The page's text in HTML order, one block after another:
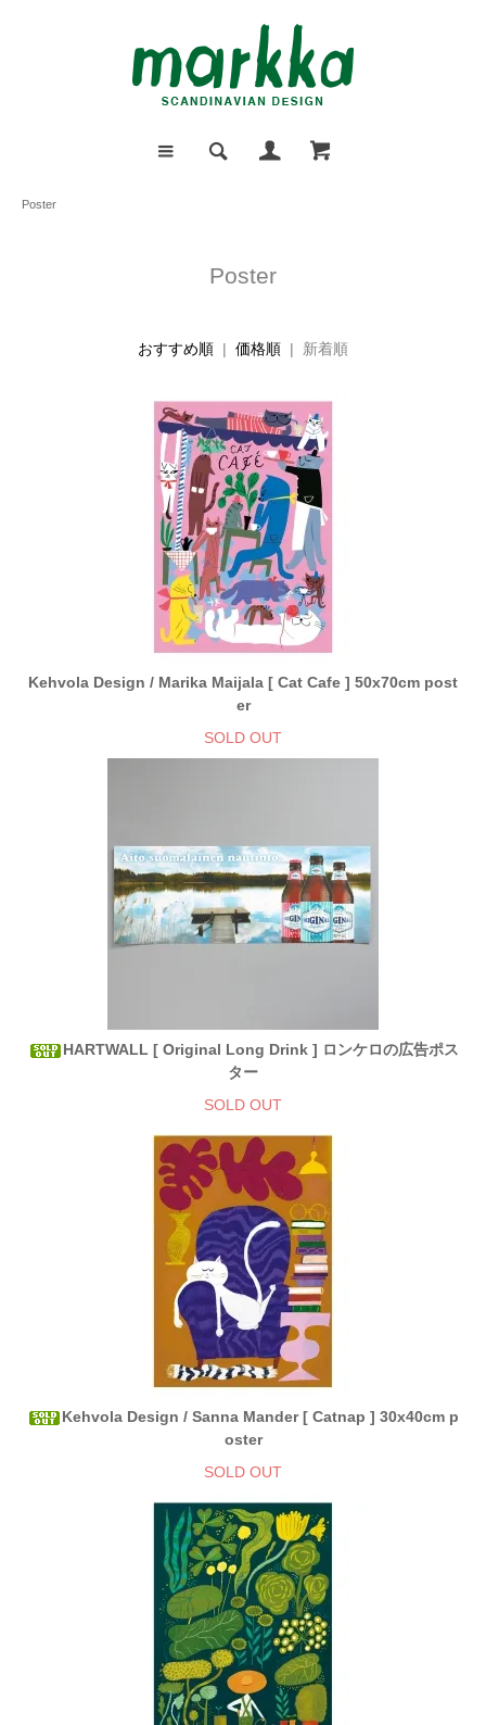
Poster
Poster
おすすめ順 | 価格順 | 新着順
Kehvola Design / Marika Maijala [ Cat Cafe ] 50x70cm post
er
SOLD OUT
HARTWALL [ Original Long Drink ] ロンケロの広告ポス
ター
SOLD OUT
Kehvola Design / Sanna Mander [ Catnap ] 30x40cm p
oster
SOLD OUT